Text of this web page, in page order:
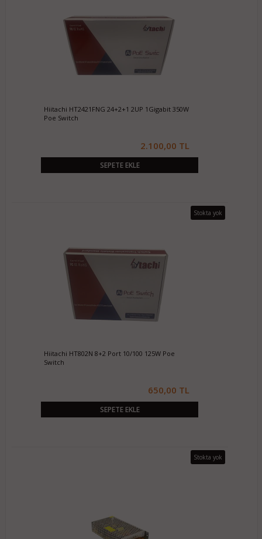
Hiitachi HT2421FNG 24+2+1 2UP 1Gigabit 350W
Poe Switch
2.100,00 TL
SEPETE EKLE
Stokta yok
Hiitachi HT802N 8+2 Port 10/100 125W Poe
Switch
650,00 TL
SEPETE EKLE
Stokta yok